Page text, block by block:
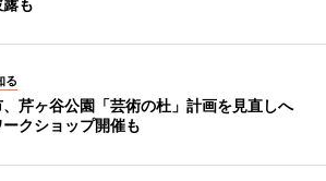
る
、芹ヶ谷公園「芸術の杜」計画を見直しへ
クショップ開催も